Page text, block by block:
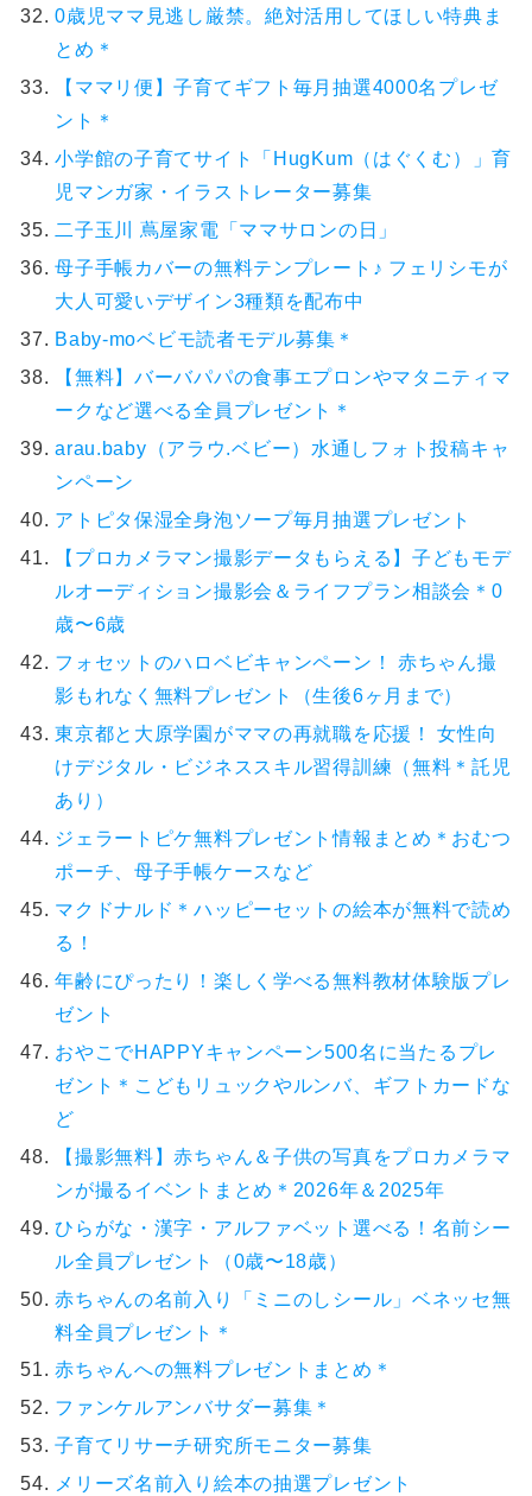
0歳児ママ見逃し厳禁。絶対活用してほしい特典ま
とめ＊
【ママリ便】子育てギフト毎月抽選4000名プレゼ
ント＊
小学館の子育てサイト「HugKum（はぐくむ）」育
児マンガ家・イラストレーター募集
二子玉川 蔦屋家電「ママサロンの日」
母子手帳カバーの無料テンプレート♪ フェリシモが
大人可愛いデザイン3種類を配布中
Baby-moベビモ読者モデル募集＊
【無料】バーバパパの食事エプロンやマタニティマ
ークなど選べる全員プレゼント＊
arau.baby（アラウ.ベビー）水通しフォト投稿キャ
ンペーン
アトピタ保湿全身泡ソープ毎月抽選プレゼント
【プロカメラマン撮影データもらえる】子どもモデ
ルオーディション撮影会＆ライフプラン相談会＊0
歳〜6歳
フォセットのハロベビキャンペーン！ 赤ちゃん撮
影もれなく無料プレゼント（生後6ヶ月まで）
東京都と大原学園がママの再就職を応援！ 女性向
けデジタル・ビジネススキル習得訓練（無料＊託児
あり）
ジェラートピケ無料プレゼント情報まとめ＊おむつ
ポーチ、母子手帳ケースなど
マクドナルド＊ハッピーセットの絵本が無料で読め
る！
年齢にぴったり！楽しく学べる無料教材体験版プレ
ゼント
おやこでHAPPYキャンペーン500名に当たるプレ
ゼント＊こどもリュックやルンバ、ギフトカードな
ど
【撮影無料】赤ちゃん＆子供の写真をプロカメラマ
ンが撮るイベントまとめ＊2026年＆2025年
ひらがな・漢字・アルファベット選べる！名前シー
ル全員プレゼント（0歳〜18歳）
赤ちゃんの名前入り「ミニのしシール」ベネッセ無
料全員プレゼント＊
赤ちゃんへの無料プレゼントまとめ＊
ファンケルアンバサダー募集＊
子育てリサーチ研究所モニター募集
メリーズ名前入り絵本の抽選プレゼント